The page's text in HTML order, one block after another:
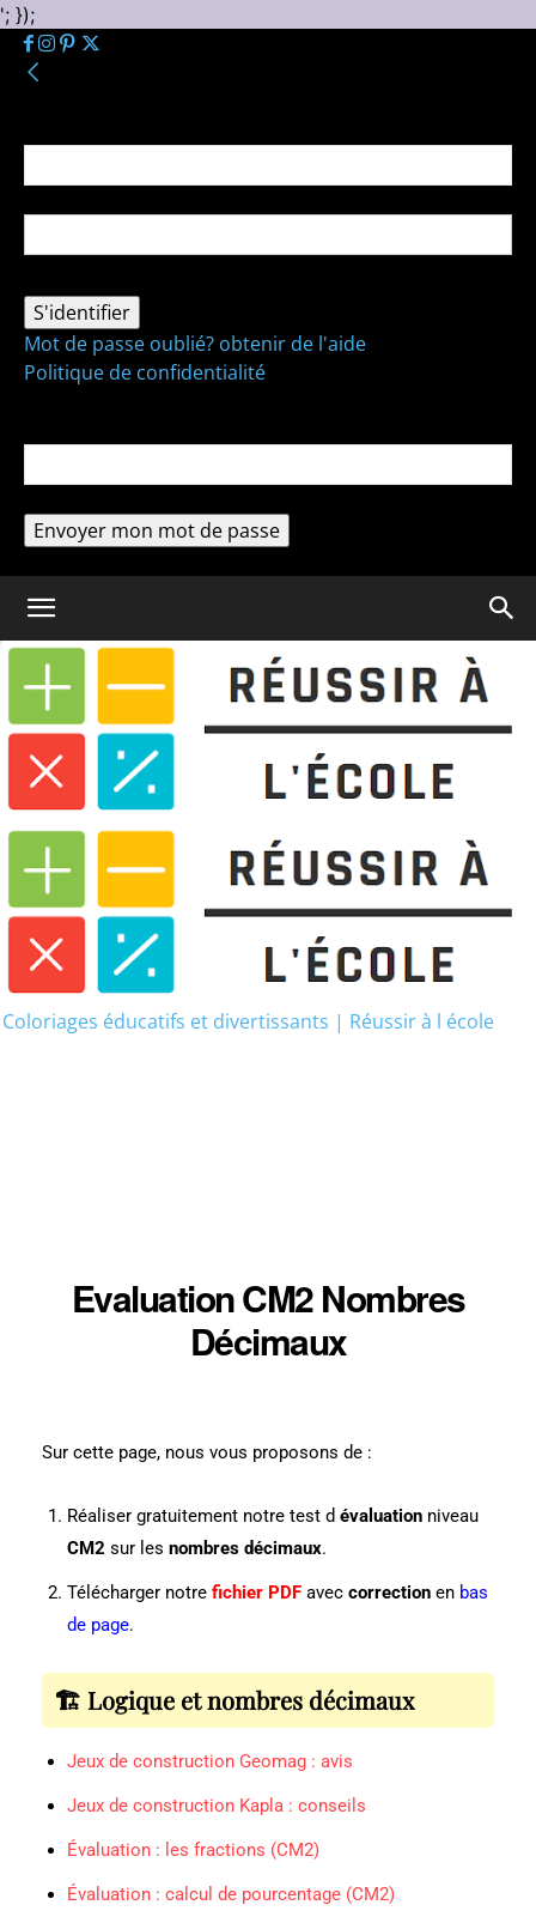
'; });
Mot de passe oublié? obtenir de l'aide
Politique de confidentialité
Coloriages éducatifs et divertissants | Réussir à l école
Coloriage Evaluation CM2 Nombres
Décimaux
Evaluation CM2 Nombres
Décimaux
Sur cette page, nous vous proposons de :
Réaliser gratuitement notre test d évaluation niveau
CM2 sur les nombres décimaux.
Télécharger notre fichier PDF avec correction en bas
de page.
🏗️ Logique et nombres décimaux
Jeux de construction Geomag : avis
Jeux de construction Kapla : conseils
Évaluation : les fractions (CM2)
Évaluation : calcul de pourcentage (CM2)